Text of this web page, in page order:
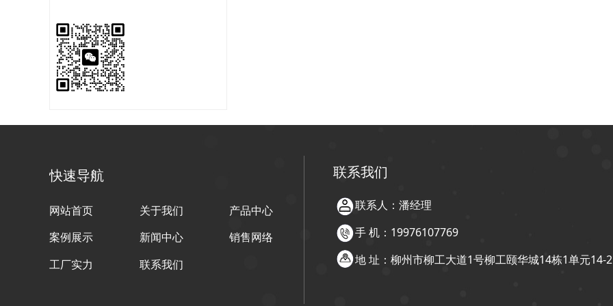
快速导航 联系我们
联系人：潘经理
手 机：19976107769
地 址：柳州市柳工大道1号柳工颐华城14栋1单元14-2
网站首页 关于我们 产品中心
案例展示 新闻中心 销售网络
工厂实力 联系我们